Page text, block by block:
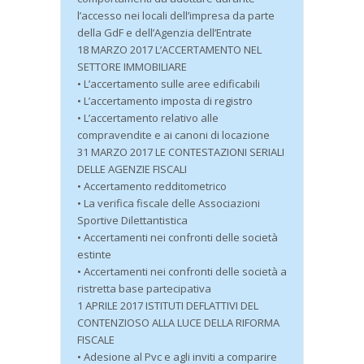
l’accesso nei locali dell’impresa da parte
della GdF e dell’Agenzia dell’Entrate
18 MARZO 2017 L’ACCERTAMENTO NEL
SETTORE IMMOBILIARE
• L’accertamento sulle aree edificabili
• L’accertamento imposta di registro
• L’accertamento relativo alle
compravendite e ai canoni di locazione
31 MARZO 2017 LE CONTESTAZIONI SERIALI
DELLE AGENZIE FISCALI
• Accertamento redditometrico
• La verifica fiscale delle Associazioni
Sportive Dilettantistica
• Accertamenti nei confronti delle società
estinte
• Accertamenti nei confronti delle società a
ristretta base partecipativa
1 APRILE 2017 ISTITUTI DEFLATTIVI DEL
CONTENZIOSO ALLA LUCE DELLA RIFORMA
FISCALE
• Adesione al Pvc e agli inviti a comparire